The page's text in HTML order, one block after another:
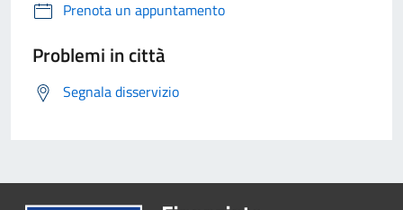
Prenota un appuntamento
Problemi in città
Segnala disservizio